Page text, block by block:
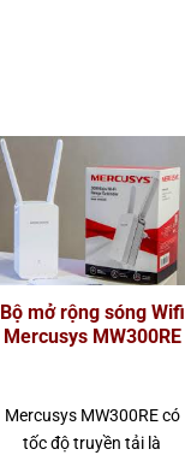
Bộ mở rộng sóng Wifi
Mercusys MW300RE
Mercusys MW300RE có
tốc độ truyền tải là